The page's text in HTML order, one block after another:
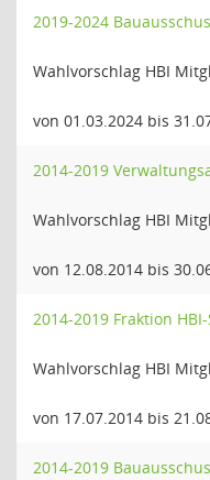
2019-2024
Wahlvorschlag HBI
von 01.03.2024 bis
2014-2019
Wahlvorschlag HBI
von 12.08.2014 bis
2014-2019 Fraktion HBI-
Wahlvorschlag HBI
von 17.07.2014 bis
2014-2019